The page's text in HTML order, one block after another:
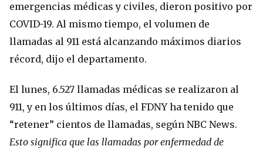
emergencias médicas y civiles, dieron positivo por
COVID-19. Al mismo tiempo, el volumen de
llamadas al 911 está alcanzando máximos diarios
récord, dijo el departamento.
El lunes, 6.527 llamadas médicas se realizaron al
911, y en los últimos días, el FDNY ha tenido que
“retener” cientos de llamadas, según NBC News.
Esto significa que las llamadas por enfermedad de